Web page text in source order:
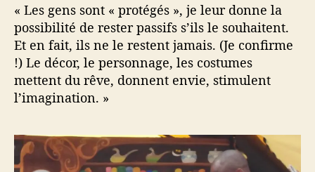
« Les gens sont « protégés », je leur donne la
possibilité de rester passifs s’ils le souhaitent.
Et en fait, ils ne le restent jamais. (Je confirme
!) Le décor, le personnage, les costumes
mettent du rêve, donnent envie, stimulent
l’imagination. »